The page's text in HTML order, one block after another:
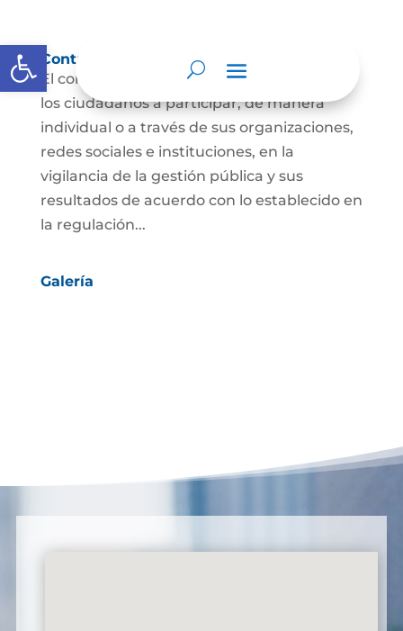
Abrir barra de herramientas
Control social
El control social es el derecho y el deber de
los ciudadanos a participar, de manera
individual o a través de sus organizaciones,
redes sociales e instituciones, en la
vigilancia de la gestión pública y sus
resultados de acuerdo con lo establecido en
la regulación...
Galería